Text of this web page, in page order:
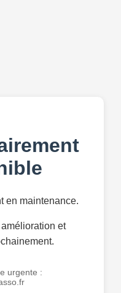
en maintenance.
et
urgente :